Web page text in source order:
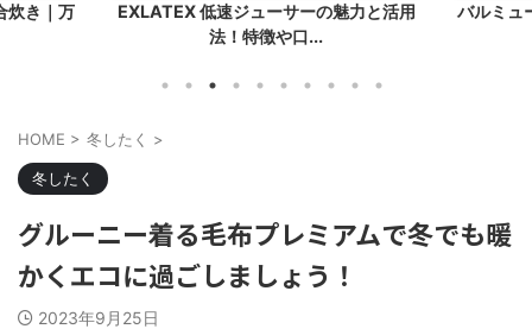
炊き｜万
EXLATEX 低速ジューサーの魅力と活用
法！特徴や口...
バルミュ
HOME > 冬したく >
冬したく
グルーニー着る毛布プレミアムで冬でも暖
かくエコに過ごしましょう！
2023年9月25日